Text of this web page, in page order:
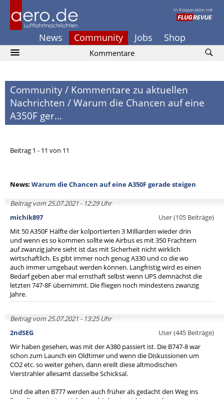
In Kooperation mit
News Community Jobs Shop
Kommentare
Community/ Kommentare zu aktuellen
Nachrichten /Warum die Chancen auf eine
A350F ger...
Beitrag 1 - 11 von 11
News: Warum die Chancen auf eine A350F gerade steigen
Beitrag vom 25.07.2021 - 12:29 Uhr
michik897
User (105 Beiträge)
Mit 50 A350F Hälfte der kolportierten 3 Milliarden wieder drin
und wenn es so kommen sollte wie Airbus es mit 350 Frachtern
auf zwanzig Jahre sieht ist das mit Sicherheit nicht wirklich
wirtschaftlich. Es gibt immer noch genug A330 und co die wo
auch immer umgebaut werden können. Langfristig wird es einen
Bedarf geben aber mal ernsthaft selbst wenn UPS demnächst die
letzten 747-8F übernimmt. Die fliegen noch mindestens zwanzig
Jahre.
Beitrag vom 25.07.2021 - 13:25 Uhr
2ndSEG
User (445 Beiträge)
Wir haben gesehen, was mit der A380 passiert ist. Die B747-8 war
schon zum Launch ein Oldtimer und wenn die Diskussionen um
CO2 etc. so weiter gehen, dann ereilt diese altmodischen
Vierstrahler allesamt dasselbe Schicksal.
Und die alten B777 werden auch früher als gedacht den Weg ins